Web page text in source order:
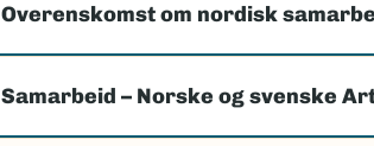
Overenskomst om nordisk
Samarbeid – Norske og svenske